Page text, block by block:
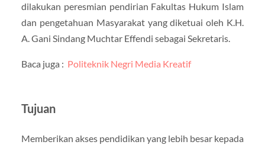
dilakukan peresmian pendirian Fakultas Hukum Islam
dan pengetahuan Masyarakat yang diketuai oleh K.H.
A. Gani Sindang Muchtar Effendi sebagai Sekretaris.
Baca juga : Politeknik Negri Media Kreatif
Tujuan
Memberikan akses pendidikan yang lebih besar kepada